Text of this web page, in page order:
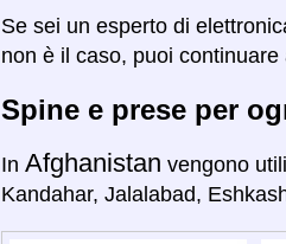
Se sei un esperto di
non è il caso, puoi
Spine e prese per
In Afghanistan vengono
Kandahar, Jalalabad,